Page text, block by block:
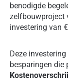
benodigde
zelfbouwproject
investering van
Deze
besparingen die